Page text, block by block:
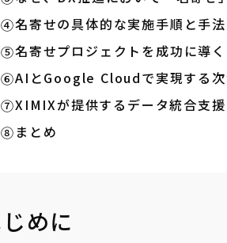
名寄せの具体的な実施手順と手
名寄せプロジェクトを成功に導
AIとGoogle Cloudで実現する次
XIMIXが提供するデータ統合支援
まとめ
めに